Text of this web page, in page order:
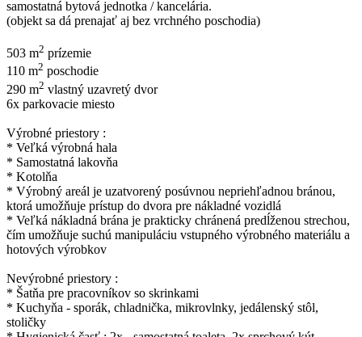
samostatná bytová jednotka / kancelária.
(objekt sa dá prenajať aj bez vrchného poschodia)
503 m2 prízemie
110 m2 poschodie
290 m2 vlastný uzavretý dvor
6x parkovacie miesto
Výrobné priestory :
* Veľká výrobná hala
* Samostatná lakovňa
* Kotolňa
* Výrobný areál je uzatvorený posúvnou nepriehľadnou bránou,
ktorá umožňuje prístup do dvora pre nákladné vozidlá
* Veľká nákladná brána je prakticky chránená predĺženou strechou,
čím umožňuje suchú manipuláciu vstupného výrobného materiálu a
hotových výrobkov
Nevýrobné priestory :
* Šatňa pre pracovníkov so skrinkami
* Kuchyňa - sporák, chladnička, mikrovlnky, jedálenský stôl,
stoličky